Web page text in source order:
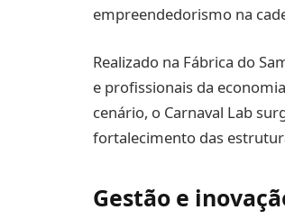
empreendedorismo na
Realizado na Fábrica do
e profissionais da
cenário, o Carnaval Lab
fortalecimento das
Gestão e